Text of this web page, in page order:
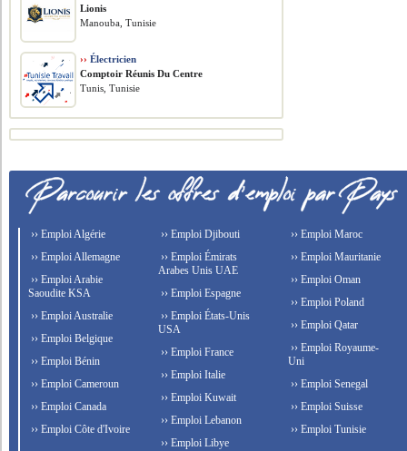
Lionis
Manouba, Tunisie
›› Électricien
Comptoir Réunis Du Centre
Tunis, Tunisie
›› Emploi Algérie
›› Emploi Allemagne
›› Emploi Arabie
Saoudite KSA
›› Emploi Australie
›› Emploi Belgique
›› Emploi Bénin
›› Emploi Cameroun
›› Emploi Canada
›› Emploi Côte d'Ivoire
›› Emploi Djibouti
›› Emploi Émirats
Arabes Unis UAE
›› Emploi Espagne
›› Emploi États-Unis
USA
›› Emploi France
›› Emploi Italie
›› Emploi Kuwait
›› Emploi Lebanon
›› Emploi Libye
›› Emploi Maroc
›› Emploi Mauritanie
›› Emploi Oman
›› Emploi Poland
›› Emploi Qatar
›› Emploi Royaume-
Uni
›› Emploi Senegal
›› Emploi Suisse
›› Emploi Tunisie